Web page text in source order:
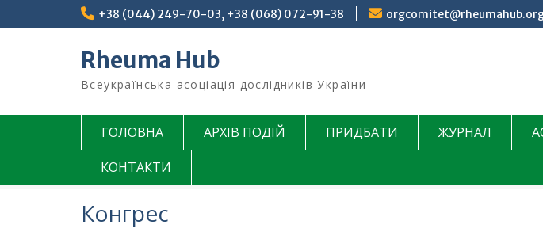
до
+38 (044) 249-70-03, +38 (068) 072-91-38
Rheuma Hub
Всеукраїнська асоціація дослідників України
ГОЛОВНА АРХІВ ПОДІЙ ПРИДБАТИ ЖУРНАЛ
КОНТАКТИ
Конгрес